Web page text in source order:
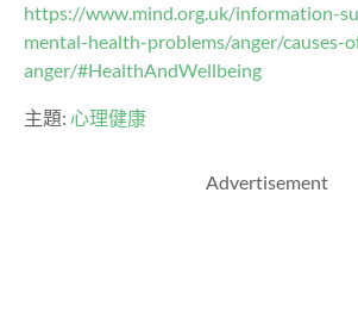
https://www.mind.org.uk/information-
mental-health-problems/anger/causes-
anger/#HealthAndWellbeing
主題: 心理健康
Advertisement